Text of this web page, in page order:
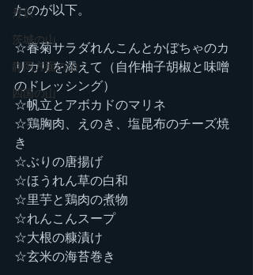
丹沢
茨城の山
静岡方面の山
四国の山
たのが以下。
☆春菊サラダれんこんとかぼちゃのカ
リカリを添えて（自作柚子胡椒と味噌
のドレッシング）
☆帆立とアボカドのマリネ
☆鶏胸肉、えのき、塩昆布のチーズ焼
き
☆ぶりの唐揚げ
☆ほうれん草の白和
☆里芋と鶏肉の煮物
☆れんこんスープ
☆大根の糠漬け
☆玄米の海苔巻き